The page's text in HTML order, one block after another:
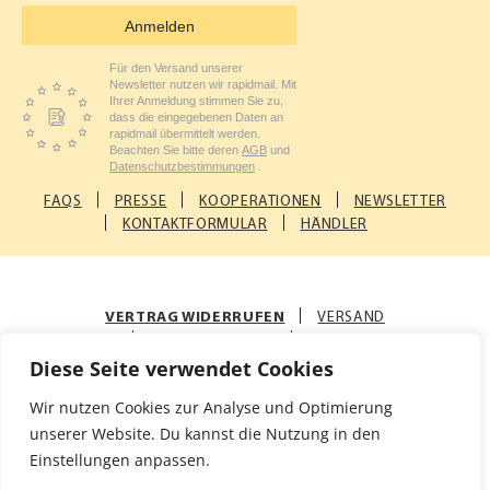
Diese Seite verwendet Cookies
Wir nutzen Cookies zur Analyse und Optimierung
unserer Website. Du kannst die Nutzung in den
Einstellungen anpassen.
Anmelden
Für den Versand unserer
Newsletter nutzen wir rapidmail. Mit
Ihrer Anmeldung stimmen Sie zu,
dass die eingegebenen Daten an
rapidmail übermittelt werden.
Beachten Sie bitte deren AGB und
Datenschutzbestimmungen
FAQS PRESSE KOOPERATIONEN
NEWSLETTER
KONTAKTFORMULAR
HÄNDLER
VERTRAG WIDERRUFEN
VERSAND
Impressum
Datenschutz